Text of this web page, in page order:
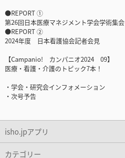
●REPORT ①
第26回日本医療マネジメント学会学術集会
●REPORT ②
2024年度 日本看護協会記者会見
【Campanio! カンパニオ2024 09】
医療・看護・介護のトピック7本！
・学会・研究会インフォメーション
・次号予告
isho.jpアプリ
カテゴリー